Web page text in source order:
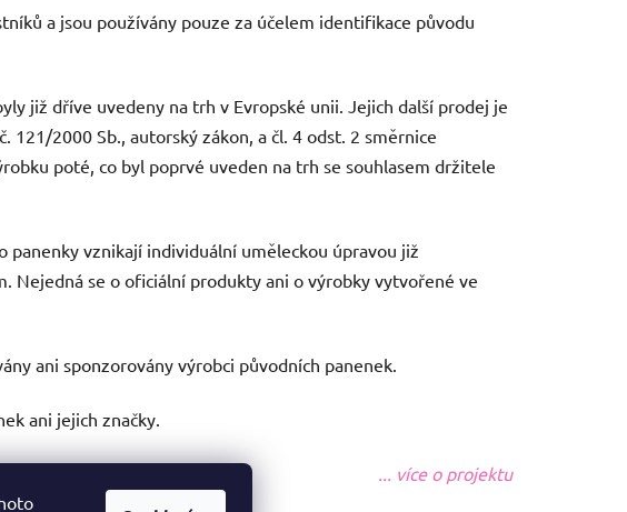
a jsou používány pouze za účelem identifikace původu
již dříve uvedeny na trh v Evropské unii. Jejich další prodej je
121/2000 Sb., autorský zákon, a čl. 4 odst. 2 směrnice
poté, co byl poprvé uveden na trh se souhlasem držitele
panenky vznikají individuální uměleckou úpravou již
Nejedná se o oficiální produkty ani o výrobky vytvořené ve
ani sponzorovány výrobci původních panenek.
ani jejich značky.
... více o projektu